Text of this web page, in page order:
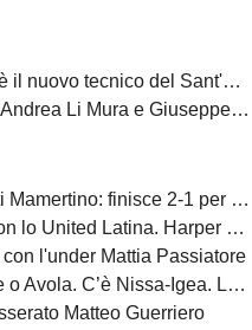
del Sant'Alessio Tre Torri
Li Mura e Giuseppe Tomasello
finisce 2-1 per i rossoblù
Latina. Harper scatenato
l'under Mattia Passiatore
Nissa-Igea. Lunedì i calendari
Matteo Guerriero